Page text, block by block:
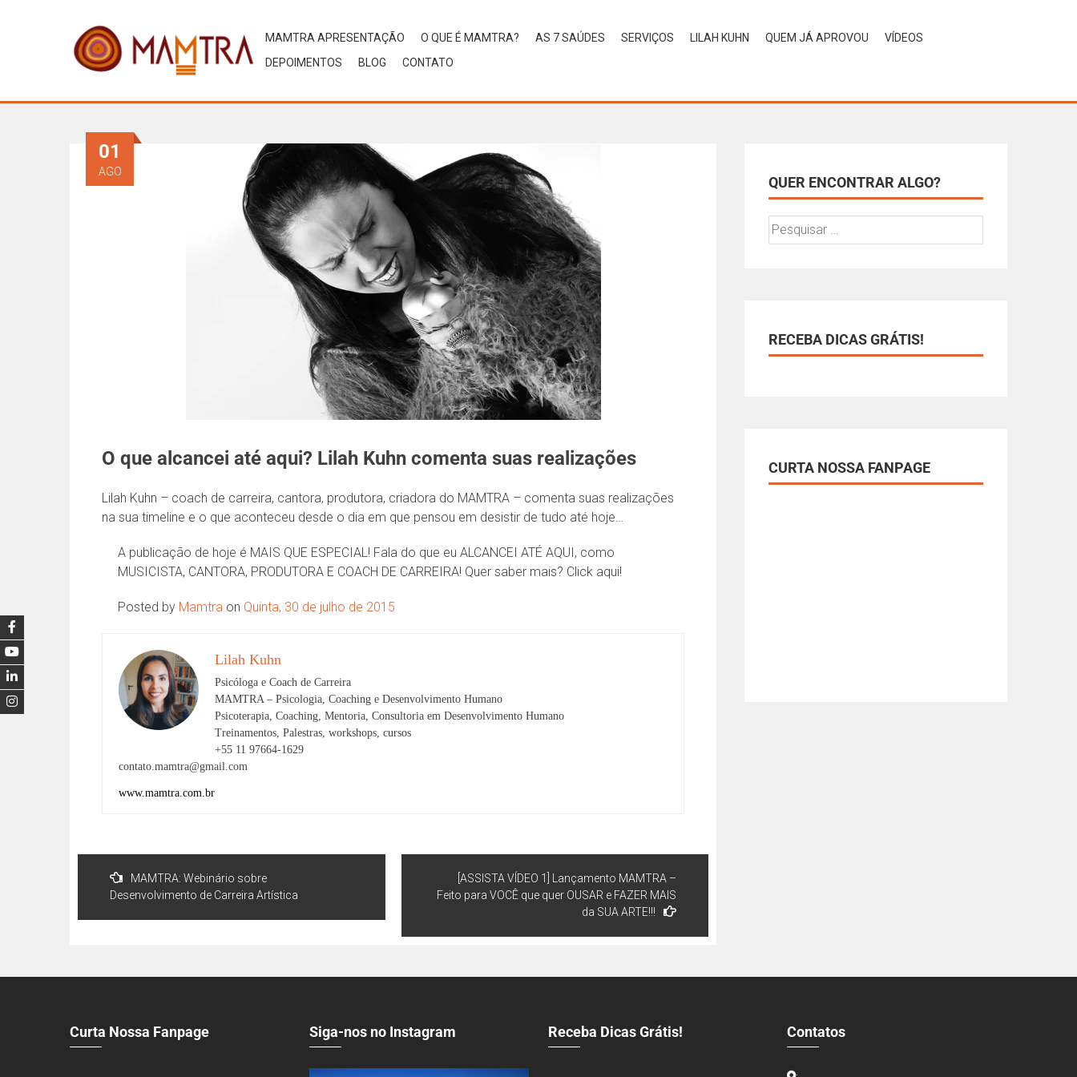
MAMTRA APRESENTAÇÃO O QUE É MAMTRA? AS 7 SAÚDES SERVIÇOS LILAH KUHN QUEM JÁ APROVOU
VÍDEOS
DEPOIMENTOS
BLOG CONTATO
O que alcancei até aqui? Lilah Kuhn comenta suas realizações
01
AGO
Lilah Kuhn – coach de carreira, cantora, produtora, criadora do MAMTRA – comenta suas realizações
na sua timeline e o que aconteceu desde o dia em que pensou em desistir de tudo até hoje…
A publicação de hoje é MAIS QUE ESPECIAL! Fala do que eu ALCANCEI ATÉ AQUI, como
MUSICISTA, CANTORA, PRODUTORA E COACH DE CARREIRA! Quer saber mais? Click aqui!
Posted by Mamtra on Quinta, 30 de julho de 2015
Lilah Kuhn
Psicóloga e Coach de Carreira
MAMTRA – Psicologia, Coaching e Desenvolvimento Humano
Psicoterapia, Coaching, Mentoria, Consultoria em Desenvolvimento Humano
Treinamentos, Palestras, workshops, cursos
+55 11 97664-1629
contato.mamtra@gmail.com
www.mamtra.com.br
MAMTRA: Webinário sobre
Desenvolvimento de Carreira Artística
[ASSISTA VÍDEO 1] Lançamento MAMTRA –
Feito para VOCÊ que quer OUSAR e FAZER MAIS
da SUA ARTE!!!
QUER ENCONTRAR ALGO?
RECEBA DICAS GRÁTIS!
CURTA NOSSA FANPAGE
Curta Nossa Fanpage Siga-nos no Instagram Receba Dicas Grátis! Contatos